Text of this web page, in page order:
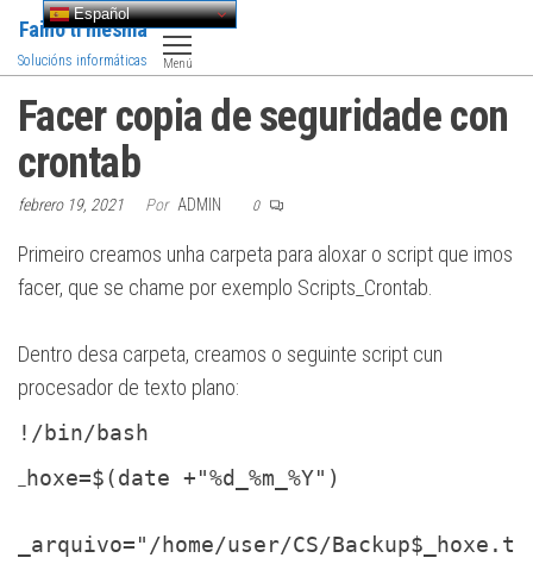
Saltar
contenido
Faino ti mesma
Solucións informáticas Menú
Facer copia de seguridade con
crontab
febrero 19, 2021 Por ADMIN 0
Primeiro creamos unha carpeta para aloxar o script que imos
facer, que se chame por exemplo Scripts_Crontab.
Dentro desa carpeta, creamos o seguinte script cun
procesador de texto plano:
!/bin/bash
hoxe=$(date +"%d_%m_%Y")
_arquivo="/home/user/CS/Backup$_hoxe.t
Español